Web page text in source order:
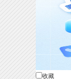
收藏